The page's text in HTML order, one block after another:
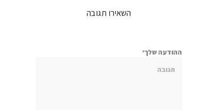
השאירו תגובה
ההודעה שלך